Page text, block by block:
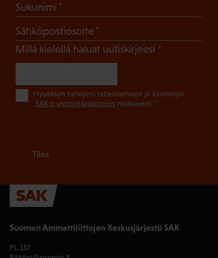
Suomen Ammattiliittojen Keskusjärjestö SAK
PL 157
Sukunimi
Sähköpostiosoite
Millä kielellä haluat uutiskirjeesi (Pakollinen)
Hyväksyn tietojeni tallentamisen ja käsittelyn
SAK:n viestintärekisterin mukaisesti *
Tilaa